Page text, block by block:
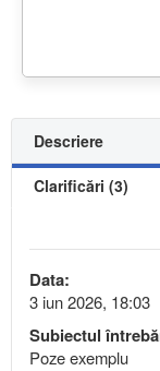
Descriere
Clarificări (3)
Data:
3 iun 2026, 18:03
Subiectul
Poze exemplu